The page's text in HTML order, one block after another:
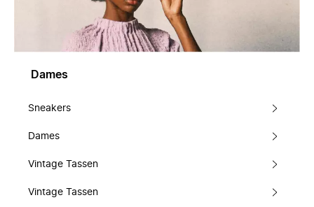
Dames
Sneakers
Dames
Vintage Tassen
Vintage Tassen